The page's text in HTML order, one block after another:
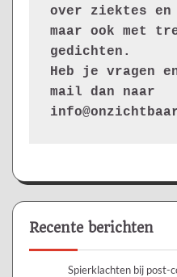
over ziektes en
maar ook met
gedichten.
Heb je vragen
mail dan naar
Recente berichten
Spierklachten bij post-